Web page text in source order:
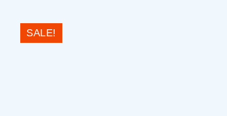
SALE!